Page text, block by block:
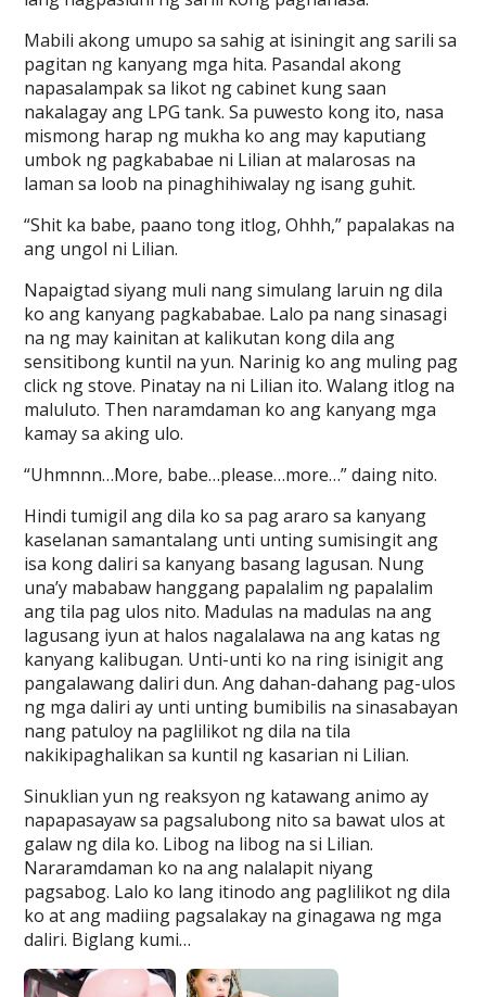
Mabili akong umupo sa sahig at isiningit ang sarili sa
pagitan ng kanyang mga hita. Pasandal akong
napasalampak sa likot ng cabinet kung saan
nakalagay ang LPG tank. Sa puwesto kong ito, nasa
mismong harap ng mukha ko ang may kaputiang
umbok ng pagkababae ni Lilian at malarosas na
laman sa loob na pinaghihiwalay ng isang guhit.
“Shit ka babe, paano tong itlog, Ohhh,” papalakas na
ang ungol ni Lilian.
Napaigtad siyang muli nang simulang laruin ng dila
ko ang kanyang pagkababae. Lalo pa nang sinasagi
na ng may kainitan at kalikutan kong dila ang
sensitibong kuntil na yun. Narinig ko ang muling pag
click ng stove. Pinatay na ni Lilian ito. Walang itlog na
maluluto. Then naramdaman ko ang kanyang mga
kamay sa aking ulo.
“Uhmnnn…More, babe…please…more…” daing nito.
Hindi tumigil ang dila ko sa pag araro sa kanyang
kaselanan samantalang unti unting sumisingit ang
isa kong daliri sa kanyang basang lagusan. Nung
una’y mababaw hanggang papalalim ng papalalim
ang tila pag ulos nito. Madulas na madulas na ang
lagusang iyun at halos nagalalawa na ang katas ng
kanyang kalibugan. Unti-unti ko na ring isinigit ang
pangalawang daliri dun. Ang dahan-dahang pag-ulos
ng mga daliri ay unti unting bumibilis na sinasabayan
nang patuloy na paglilikot ng dila na tila
nakikipaghalikan sa kuntil ng kasarian ni Lilian.
Sinuklian yun ng reaksyon ng katawang animo ay
napapasayaw sa pagsalubong nito sa bawat ulos at
galaw ng dila ko. Libog na libog na si Lilian.
Nararamdaman ko na ang nalalapit niyang
pagsabog. Lalo ko lang itinodo ang paglilikot ng dila
ko at ang madiing pagsalakay na ginagawa ng mga
daliri. Biglang kumi…